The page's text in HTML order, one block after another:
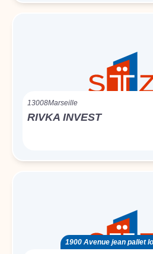
13008Marseille
RIVKA INVEST
1900 Avenue jean pallet